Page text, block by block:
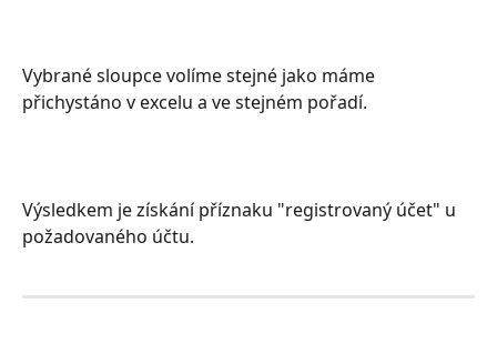
Vybrané sloupce volíme stejné jako máme
přichystáno v excelu a ve stejném pořadí.
Výsledkem je získání příznaku "registrovaný účet" u
požadovaného účtu.